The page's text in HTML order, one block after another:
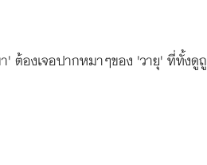
' ต้องเจอปากหมาๆของ 'วายุ' ที่ทั้งดู